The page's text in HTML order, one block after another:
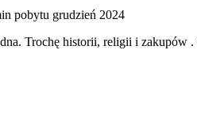
pobytu grudzień 2024
Trochę historii, religii i zakupów